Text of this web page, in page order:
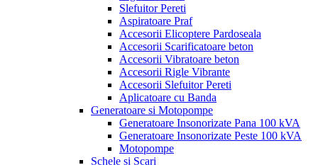
Slefuitor Pereti
Aspiratoare Praf
Accesorii Elicoptere Pardoseala
Accesorii Scarificatoare beton
Accesorii Vibratoare beton
Accesorii Rigle Vibrante
Accesorii Slefuitor Pereti
Aplicatoare cu Banda
Generatoare si Motopompe
Generatoare Insonorizate Pana 100 kVA
Generatoare Insonorizate Peste 100 kVA
Motopompe
Schele si Scari